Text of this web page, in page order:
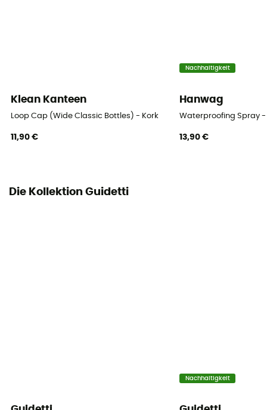
Klean Kanteen
Loop Cap (Wide Classic Bottles) - Kork
11,90 €
Nachhaltigkeit
Hanwag
Waterproofing Spray
13,90 €
Die Kollektion Guidetti
Nachhaltigkeit